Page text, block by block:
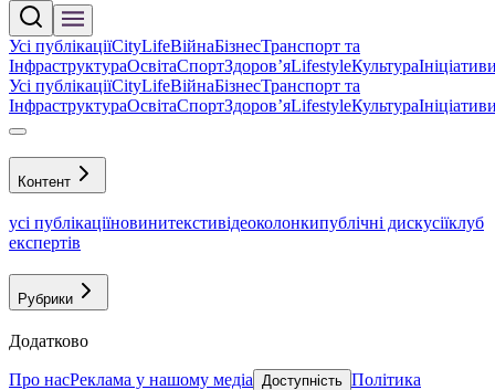
Усі публікаціїCityLifeВійнаБізнесТранспорт та
ІнфраструктураОсвітаСпортЗдоровʼяLifestyleКультура
Усі публікаціїCityLifeВійнаБізнесТранспорт та
ІнфраструктураОсвітаСпортЗдоровʼяLifestyleКультура
Контент
усі публікаціїновинитекстивідеоколонкипублічні дискусіїклуб
експертів
Рубрики
Додатково
Про насРеклама у нашому медіа Доступність Політика